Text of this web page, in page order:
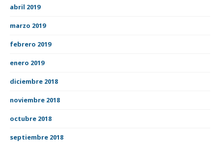
abril 2019
marzo 2019
febrero 2019
enero 2019
diciembre 2018
noviembre 2018
octubre 2018
septiembre 2018